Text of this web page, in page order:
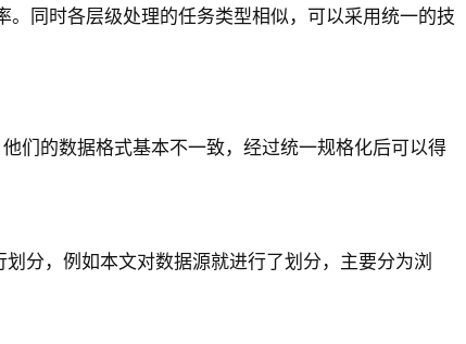
同时各层级处理的任务类型相似，可以采用统一的技
们的数据格式基本不一致，经过统一规格化后可以得
分，例如本文对数据源就进行了划分，主要分为浏